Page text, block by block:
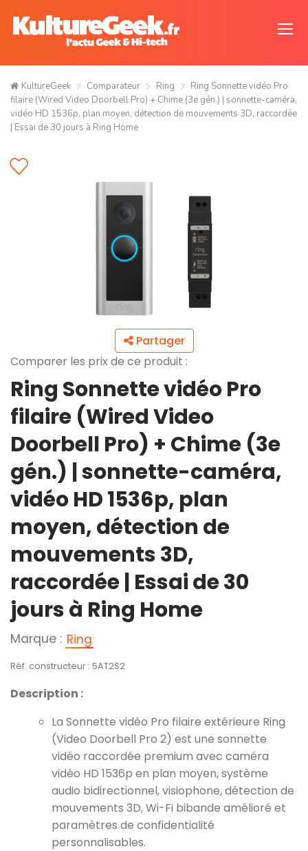
KultureGeek Comparateur Ring
Ring Sonnette vidéo Pro
filaire (Wired Video Doorbell Pro) + Chime (3e gén.) | sonnette-caméra,
vidéo HD 1536p, plan moyen, détection de mouvements 3D, raccordée
| Essai de 30 jours à Ring Home
Partager
Comparer les prix de ce produit :
Ring Sonnette vidéo Pro
filaire (Wired Video
Doorbell Pro) + Chime (3e
gén.) | sonnette-caméra,
vidéo HD 1536p, plan
moyen, détection de
mouvements 3D,
raccordée | Essai de 30
jours à Ring Home
Marque : Ring
Réf. constructeur : 5AT2S2
Description :
La Sonnette vidéo Pro filaire extérieure Ring
(Video Doorbell Pro 2) est une sonnette
vidéo raccordée premium avec caméra
vidéo HD 1536p en plan moyen, système
audio bidirectionnel, visiophone, détection de
mouvements 3D, Wi-Fi bibande amélioré et
paramètres de confidentialité
personnalisables.